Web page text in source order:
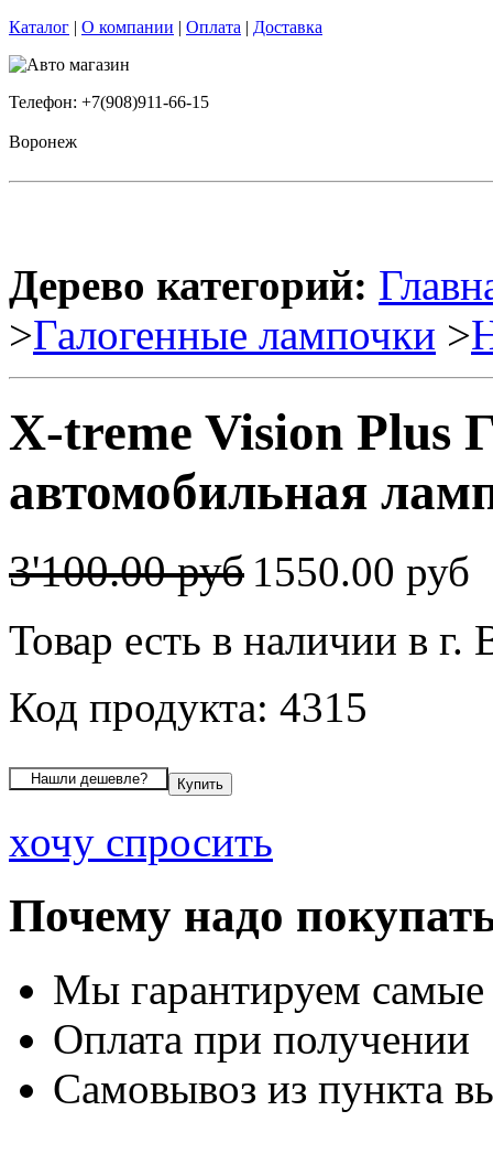
Каталог | О компании | Оплата | Доставка
Телефон: +7(908)911-66-15
Воронеж
Дерево категорий:
>Галогенные лампочки >
X-treme Vision Plus
автомобильная
3'100.00 руб 1550.00 руб
Товар есть в наличии в г.
Код продукта: 4315
хочу спросить
Почему надо
Мы гарантируем
Оплата при получении
Самовывоз из пункта